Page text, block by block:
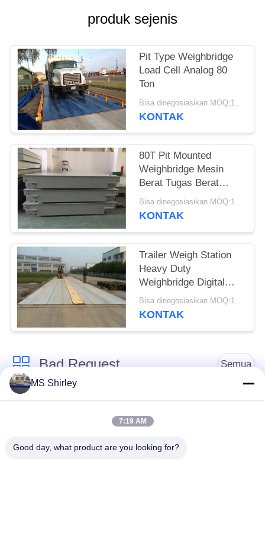
produk sejenis
Pit Type Weighbridge
Load Cell Analog 80
Ton
Bisa dinegosiasikan MOQ:1 Set
KONTAK
80T Pit Mounted
Weighbridge Mesin
Berat Tugas Berat
Yayasan Dangkal
Bisa dinegosiasikan MOQ:1 Set
KONTAK
Trailer Weigh Station
Heavy Duty
Weighbridge Digital
Lebar Ultra 5 Meter
Bisa dinegosiasikan MOQ:1 Set
KONTAK
Bad Request Semua
Jembatan Timbang
Jembatan Timbang
Truk
Timbangan
MS Shirley
7:19 AM
Good day, what product are you looking for?